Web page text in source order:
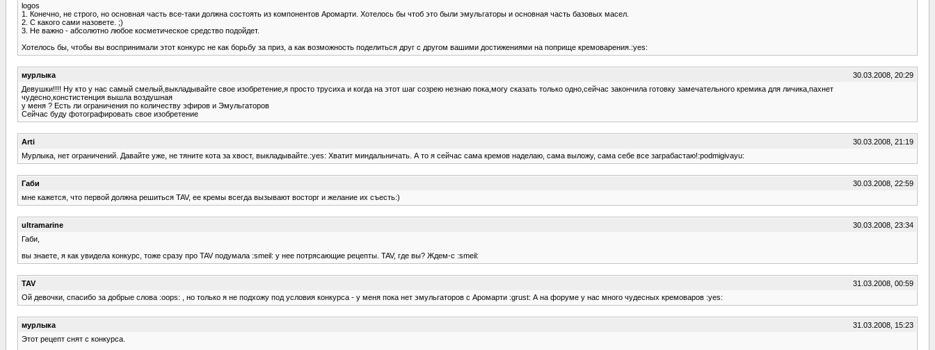
logos
1. Конечно, не строго, но основная часть все-таки должна состоять из компонентов Аромарти. Хотелось бы чтоб это были эмульгаторы и основная часть базовых масел.
2. С какого сами назовете. ;)
3. Не важно - абсолютно любое косметическое средство подойдет.
Хотелось бы, чтобы вы воспринимали этот конкурс не как борьбу за приз, а как возможность поделиться друг с другом вашими достижениями на поприще кремоварения.:yes:
мурлыка
30.03.2008, 20:29
Девушки!!!! Ну кто у нас самый смелый,выкладывайте свое изобретение,я просто трусиха и когда на этот шаг созрею незнаю пока,могу сказать только одно,сейчас закончила готовку замечательного кремика для личика,пахнет
чудесно,констистенция вышла воздушная
у меня ? Есть ли ограничения по количеству эфиров и Эмульгаторов
Сейчас буду фотографировать свое изобретение
Arti
30.03.2008, 21:19
Мурлыка, нет ограничений. Давайте уже, не тяните кота за хвост, выкладывайте.:yes: Хватит миндальничать. А то я сейчас сама кремов наделаю, сама выложу, сама себе все заграбастаю!:podmigivayu:
Габи
30.03.2008, 22:59
мне кажется, что первой должна решиться TAV, ее кремы всегда вызывают восторг и желание их съесть:)
ultramarine
30.03.2008, 23:34
Габи,
вы знаете, я как увидела конкурс, тоже сразу про TAV подумала :smeil: у нее потрясающие рецепты. TAV, где вы? Ждем-с :smeil:
TAV
31.03.2008, 00:59
Ой девочки, спасибо за добрые слова :oops: , но только я не подхожу под условия конкурса - у меня пока нет эмульгаторов с Аромарти :grust: А на форуме у нас много чудесных кремоваров :yes:
мурлыка
31.03.2008, 15:23
Этот рецепт снят с конкурса.